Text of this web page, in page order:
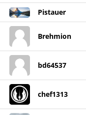
Pistauer
Brehmion
bd64537
chef1313